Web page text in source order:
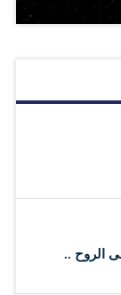
الروح ..